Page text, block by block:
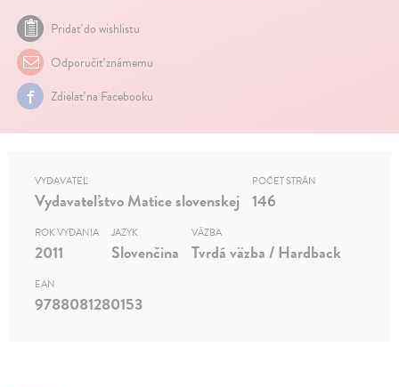
Pridať do wishlistu
Odporučiť známemu
Zdielať na Facebooku
VYDAVATEĽ
Vydavateľstvo Matice slovenskej
POČET STRÁN
146
ROK VYDANIA
2011
JAZYK
Slovenčina
VÄZBA
Tvrdá väzba / Hardback
EAN
9788081280153